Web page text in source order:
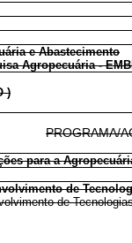
e Abastecimento
Agropecuária -
)
PROGRAMA/
para a
de
de